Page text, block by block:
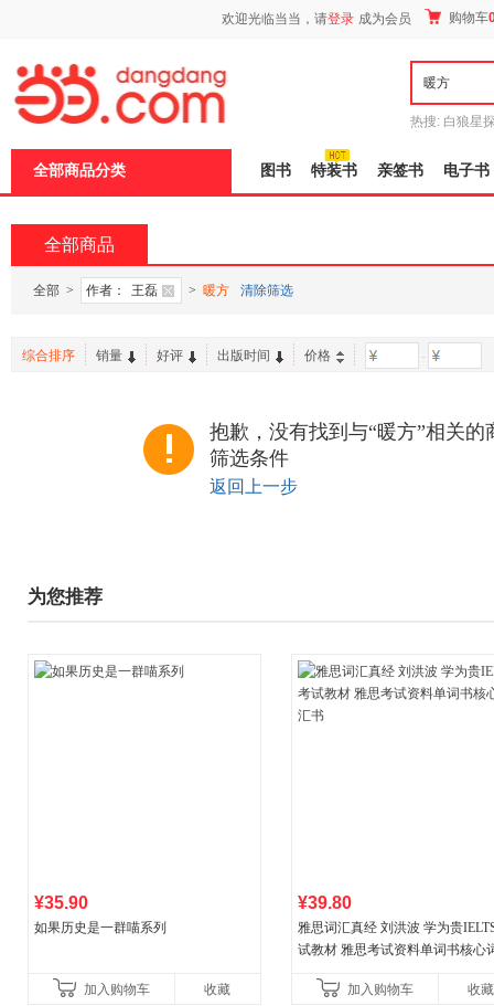
欢迎光临当当，请登录 成为会员 购物车
热搜: 白狼星
全部商品分类 图书 特装书 亲签书 电子书
全部商品
全部 > 作者： 王磊 > 暖方 清除筛选
综合排序 销量 好评 出版时间 价格 -
抱歉，没有找到与“暖方”相关
筛选条件
返回上一步
为您推荐
¥35.90
如果历史是一群喵系列
加入购物车 收藏
¥39.80
雅思词汇真经 刘洪波 学为贵
试教材 雅思考试资料单词书核心
加入购物车
收藏
页
加